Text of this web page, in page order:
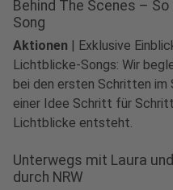
Behind The Scenes –
Song
Aktionen | Exklusive
Lichtblicke-Songs: Wir
bei den ersten Schritten im
einer Idee Schritt für
Lichtblicke entsteht.
Unterwegs mit Laura
durch NRW